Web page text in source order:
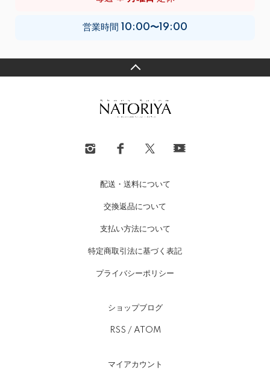
営業時間 10:00〜19:00
配送・送料について
交換返品について
支払い方法について
特定商取引法に基づく表記
プライバシーポリシー
ショップブログ
RSS / ATOM
マイアカウント